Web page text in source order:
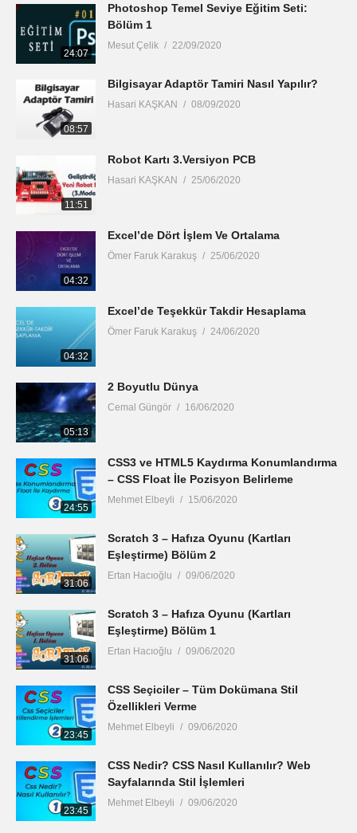
24:07
Photoshop Temel Seviye Eğitim Seti:
Bölüm 1
Mesut Çelik 22/09/2020
08:57
Bilgisayar Adaptör Tamiri Nasıl Yapılır?
Hasari KAŞKAN 08/09/2020
11:51
Robot Kartı 3.Versiyon PCB
Hasari KAŞKAN 25/06/2020
04:32
Excel’de Dört İşlem Ve Ortalama
Ömer Faruk Karakuş 25/06/2020
04:32
Excel’de Teşekkür Takdir Hesaplama
Ömer Faruk Karakuş 24/06/2020
05:13
2 Boyutlu Dünya
Cemal Güngör 16/06/2020
24:55
CSS3 ve HTML5 Kaydırma Konumlandırma
– CSS Float İle Pozisyon Belirleme
Mehmet Elbeyli 15/06/2020
31:06
Scratch 3 – Hafıza Oyunu (Kartları
Eşleştirme) Bölüm 2
Ertan Hacıoğlu 09/06/2020
31:06
Scratch 3 – Hafıza Oyunu (Kartları
Eşleştirme) Bölüm 1
Ertan Hacıoğlu 09/06/2020
23:45
CSS Seçiciler – Tüm Dokümana Stil
Özellikleri Verme
Mehmet Elbeyli 09/06/2020
23:45
CSS Nedir? CSS Nasıl Kullanılır? Web
Sayfalarında Stil İşlemleri
Mehmet Elbeyli 09/06/2020